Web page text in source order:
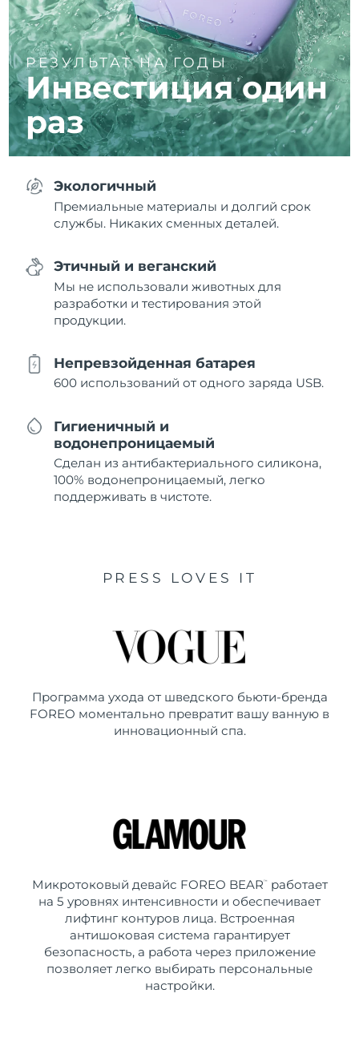
РЕЗУЛЬТАТ НА ГОДЫ
Инвестиция один
раз
Экологичный
Премиальные материалы и долгий срок
службы. Никаких сменных деталей.
Этичный и веганский
Мы не использовали животных для
разработки и тестирования этой
продукции.
Непревзойденная батарея
600 использований от одного заряда USB.
Гигиеничный и
водонепроницаемый
Сделан из антибактериального силикона,
100% водонепроницаемый, легко
поддерживать в чистоте.
PRESS LOVES IT
Программа ухода от шведского бьюти-бренда
FOREO моментально превратит вашу ванную в
инновационный спа.
Микротоковый девайс FOREO BEAR ™
работает
на 5 уровнях интенсивности и обеспечивает
лифтинг контуров лица. Встроенная
антишоковая система гарантирует
безопасность, а работа через приложение
позволяет легко выбирать персональные
настройки.